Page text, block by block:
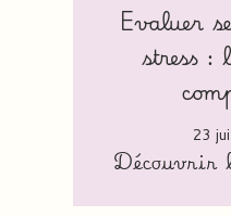
Evaluer
stress :
23
Découvrir